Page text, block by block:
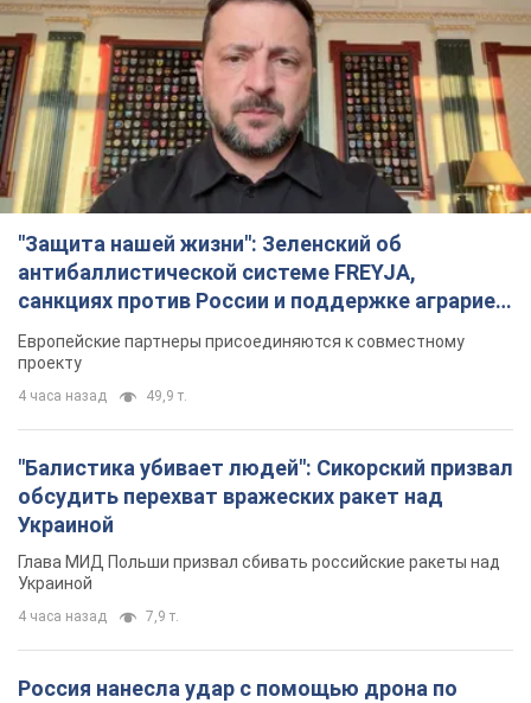
"Защита нашей жизни": Зеленский об
антибаллистической системе FREYJA,
санкциях против России и поддержке аграриев.
Видео
Европейские партнеры присоединяются к совместному
проекту
4 часа назад 49,9 т.
"Балистика убивает людей": Сикорский призвал
обсудить перехват вражеских ракет над
Украиной
Глава МИД Польши призвал сбивать российские ракеты над
Украиной
4 часа назад 7,9 т.
Россия нанесла удар с помощью дрона по